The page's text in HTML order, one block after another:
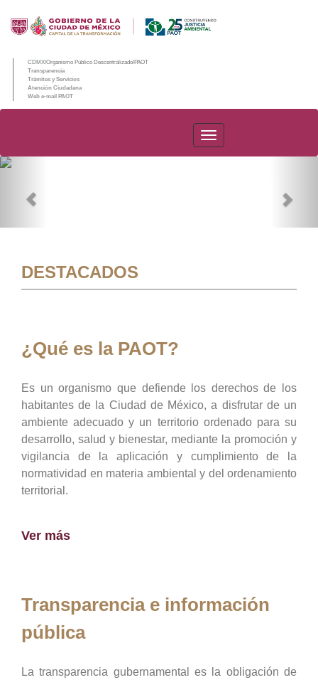
CDMX/Organismo Público Descentralizado/PAOT
Transparencia
Trámites y Servicios
Atención Ciudadana
Web e-mail PAOT
PAOT
DESTACADOS
¿Qué es la PAOT?
Es un organismo que defiende los derechos de los
habitantes de la Ciudad de México, a disfrutar de un
ambiente adecuado y un territorio ordenado para su
desarrollo, salud y bienestar, mediante la promoción y
vigilancia de la aplicación y cumplimiento de la
normatividad en materia ambiental y del ordenamiento
territorial.
Ver más
Transparencia e información
pública
La transparencia gubernamental es la obligación de